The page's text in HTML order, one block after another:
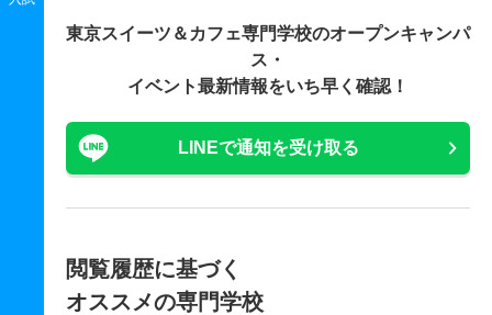
東京スイーツ＆カフェ専門学校のオープンキャンパ
ス・
イベント最新情報をいち早く確認！
LINEで通知を受け取る
閲覧履歴に基づく
オススメの専門学校